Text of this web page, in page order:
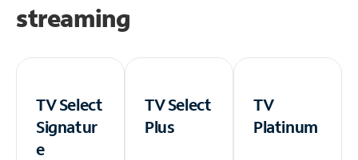
streaming
TV Select
Signatur
e
TV Select
Plus
TV
Platinum